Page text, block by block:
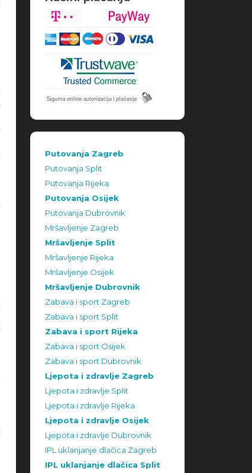
Putovanja Zagreb
Putovanja Split
Putovanja Rijeka
Putovanja Osijek
Putovanja Dubrovnik
Mršavljenje Zagreb
Mršavljenje Split
Mršavljenje Rijeka
Mršavljenje Osijek
Mršavljenje Dubrovnik
Zabava i sport Zagreb
Zabava i sport Split
Zabava i sport Rijeka
Zabava i sport Osijek
Zabava i sport Dubrovnik
Ljepota i zdravlje Zagreb
Ljepota i zdravlje Split
Ljepota i zdravlje Rijeka
Ljepota i zdravlje Osijek
Ljepota i zdravlje Dubrovnik
IPL uklanjanje dlačica Zagreb
IPL uklanjanje dlačica Split